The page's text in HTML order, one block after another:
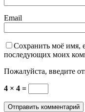
Email
Сохранить моё имя,
последующих моих
Пожалуйста, введите
4 × 4 =